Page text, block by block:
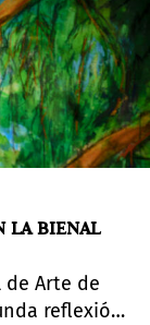
LA BIENAL
de Arte de
reflexión